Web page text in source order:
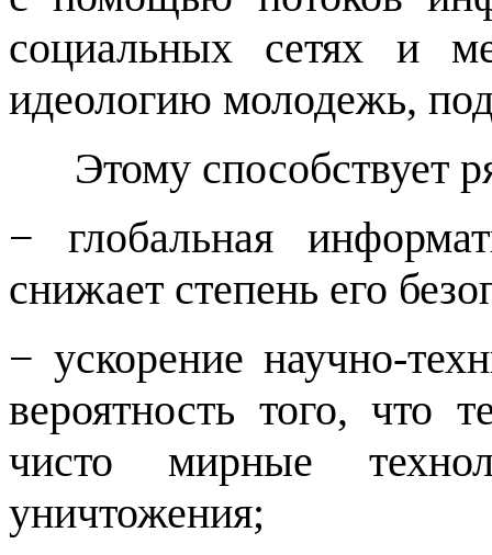
социальных сетях и
идеологию молодежь,
Этому способствует
− глобальная
снижает степень его
− ускорение научно-
вероятность того, что
чисто мирные
уничтожения;